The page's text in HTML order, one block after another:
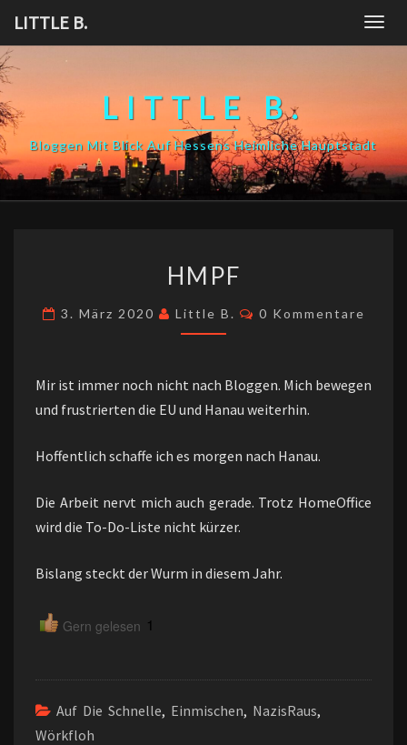
content
LITTLE B.
LITTLE B.
Bloggen Mit Blick Auf Hessens Heimliche Hauptstadt
HMPF
3. März 2020 Little B. Kommentare
0 Kommentare
Mir ist immer noch nicht nach Bloggen. Mich bewegen
und frustrierten die EU und Hanau weiterhin.
Hoffentlich schaffe ich es morgen nach Hanau.
Die Arbeit nervt mich auch gerade. Trotz HomeOffice
wird die To-Do-Liste nicht kürzer.
Bislang steckt der Wurm in diesem Jahr.
Gern gelesen 1
Auf Die Schnelle, Einmischen, NazisRaus,
Wörkfloh